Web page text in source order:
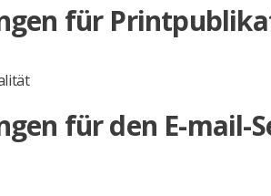
für
für den E-